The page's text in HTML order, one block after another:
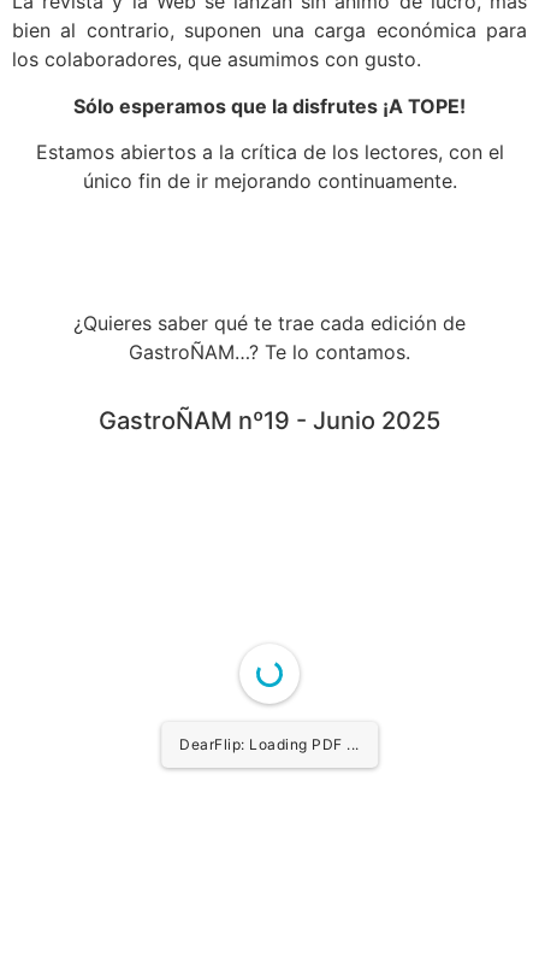
bien al contrario, suponen una carga económica para
los colaboradores, que asumimos con gusto.
Sólo esperamos que la disfrutes ¡A TOPE!
Estamos abiertos a la crítica de los lectores, con el
único fin de ir mejorando continuamente.
¿Quieres saber qué te trae cada edición de
GastroÑAM…? Te lo contamos.
GastroÑAM nº19 - Junio 2025
DearFlip: Loading PDF ...